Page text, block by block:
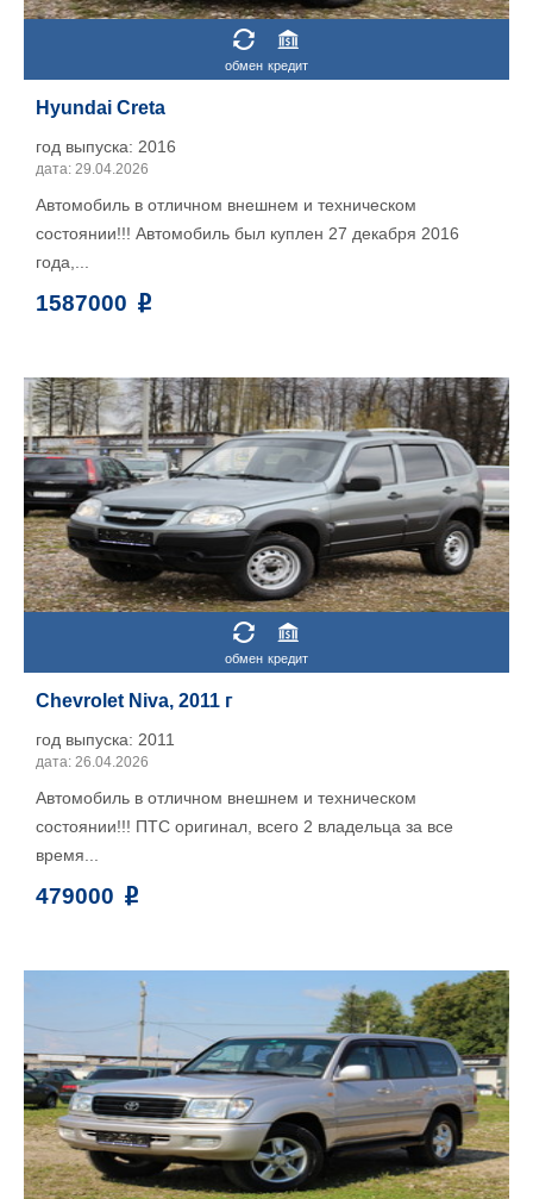
обмен кредит
Hyundai Creta
год выпуска: 2016
дата: 29.04.2026
Автомобиль в отличном внешнем и техническом
состоянии!!! Автомобиль был куплен 27 декабря 2016
года,...
1587000
обмен кредит
Chevrolet Niva, 2011 г
год выпуска: 2011
дата: 26.04.2026
Автомобиль в отличном внешнем и техническом
состоянии!!! ПТС оригинал, всего 2 владельца за все
время...
479000